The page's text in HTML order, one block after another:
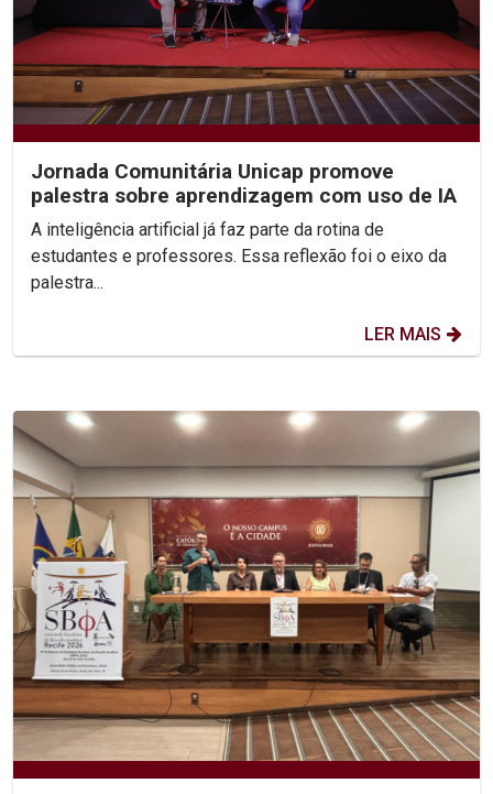
Jornada Comunitária Unicap promove
palestra sobre aprendizagem com uso de IA
A inteligência artificial já faz parte da rotina de
estudantes e professores. Essa reflexão foi o eixo da
palestra...
LER MAIS